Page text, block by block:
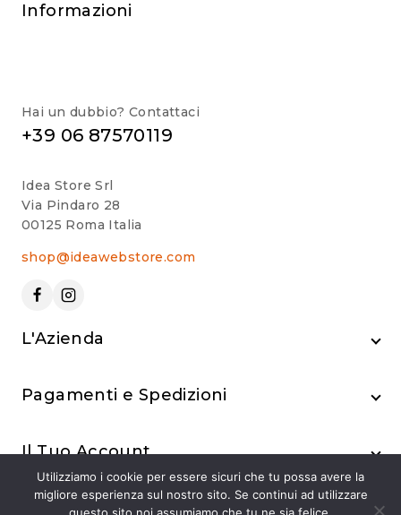
Informazioni
Hai un dubbio? Contattaci
+39 06 87570119
Idea Store Srl
Via Pindaro 28
00125 Roma Italia
shop@ideawebstore.com
L'Azienda
Pagamenti e Spedizioni
Il Tuo Account
Utilizziamo i cookie per essere sicuri che tu possa avere la
migliore esperienza sul nostro sito. Se continui ad utilizzare